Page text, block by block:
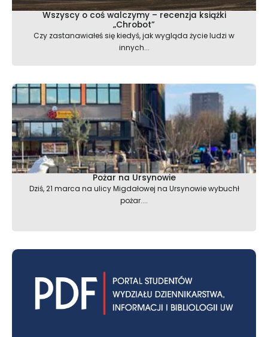
Wszyscy o coś walczymy – recenzja książki
„Chrobot”
Czy zastanawiałeś się kiedyś, jak wygląda życie ludzi w
innych...
Pożar na Ursynowie
Dziś, 21 marca na ulicy Migdałowej na Ursynowie wybuchł
pożar....